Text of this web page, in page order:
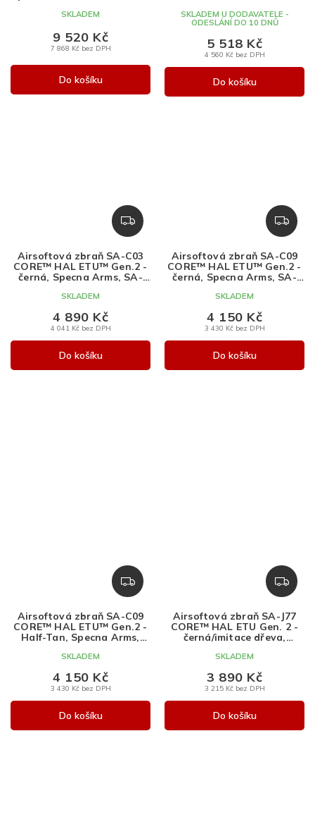
SKLADEM
7 868 Kč bez DPH
9 520 Kč
Do košíku
Specna Arms, SA-C28
SKLADEM U DODAVATELE -
ODESLÁNÍ DO 10 DNŮ
4 560 Kč bez DPH
5 518 Kč
Do košíku
Z
D
R
M
Airsoftová zbraň SA-C03
CORE™ HAL ETU™ Gen.2 -
černá, Specna Arms, SA-
SKLADEM
4 041 Kč bez DPH
4 890 Kč
Do košíku
Z
D
R
M
Airsoftová zbraň SA-C09
CORE™ HAL ETU™ Gen.2 -
černá, Specna Arms, SA-
SKLADEM
3 430 Kč bez DPH
4 150 Kč
Do košíku
Z
D
R
M
Airsoftová zbraň SA-C09
CORE™ HAL ETU™ Gen.2 -
Half-Tan, Specna Arms,
SKLADEM
3 430 Kč bez DPH
4 150 Kč
Do košíku
Z
D
R
M
Airsoftová zbraň SA-J77
CORE™ HAL ETU Gen. 2 -
černá/imitace dřeva,
SKLADEM
3 215 Kč bez DPH
3 890 Kč
Do košíku